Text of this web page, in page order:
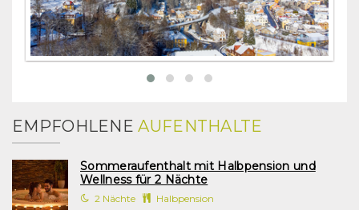
EMPFOHLENEAUFENTHALTE
Sommeraufenthalt mit Halbpension und
Wellness für 2 Nächte
2 Nächte Halbpension